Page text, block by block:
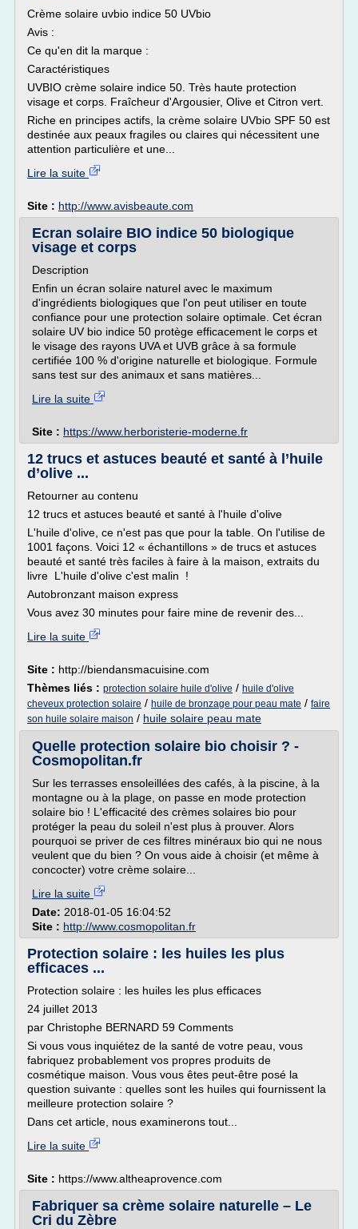
Crème solaire uvbio indice 50 UVbio
Avis :
Ce qu'en dit la marque :
Caractéristiques
UVBIO crème solaire indice 50. Très haute protection
visage et corps. Fraîcheur d'Argousier, Olive et Citron vert.
Riche en principes actifs, la crème solaire UVbio SPF 50 est
destinée aux peaux fragiles ou claires qui nécessitent une
attention particulière et une...
Lire la suite
Site : http://www.avisbeaute.com
Ecran solaire BIO indice 50 biologique
visage et corps
Description
Enfin un écran solaire naturel avec le maximum
d'ingrédients biologiques que l'on peut utiliser en toute
confiance pour une protection solaire optimale. Cet écran
solaire UV bio indice 50 protège efficacement le corps et
le visage des rayons UVA et UVB grâce à sa formule
certifiée 100 % d'origine naturelle et biologique. Formule
sans test sur des animaux et sans matières...
Lire la suite
Site : https://www.herboristerie-moderne.fr
12 trucs et astuces beauté et santé à l’huile
d’olive ...
Retourner au contenu
12 trucs et astuces beauté et santé à l'huile d'olive
L'huile d'olive, ce n'est pas que pour la table. On l'utilise de
1001 façons. Voici 12 « échantillons » de trucs et astuces
beauté et santé très faciles à faire à la maison, extraits du
livre L'huile d'olive c'est malin !
Autobronzant maison express
Vous avez 30 minutes pour faire mine de revenir des...
Lire la suite
Site : http://biendansmacuisine.com
Thèmes liés : protection solaire huile d'olive / huile d'olive
cheveux protection solaire / huile de bronzage pour peau mate / faire
son huile solaire maison / huile solaire peau mate
Quelle protection solaire bio choisir ? -
Cosmopolitan.fr
Sur les terrasses ensoleillées des cafés, à la piscine, à la
montagne ou à la plage, on passe en mode protection
solaire bio ! L'efficacité des crèmes solaires bio pour
protéger la peau du soleil n'est plus à prouver. Alors
pourquoi se priver de ces filtres minéraux bio qui ne nous
veulent que du bien ? On vous aide à choisir (et même à
concocter) votre crème solaire...
Lire la suite
Date: 2018-01-05 16:04:52
Site : http://www.cosmopolitan.fr
Protection solaire : les huiles les plus
efficaces ...
Protection solaire : les huiles les plus efficaces
24 juillet 2013
par Christophe BERNARD 59 Comments
Si vous vous inquiétez de la santé de votre peau, vous
fabriquez probablement vos propres produits de
cosmétique maison. Vous vous êtes peut-être posé la
question suivante : quelles sont les huiles qui fournissent la
meilleure protection solaire ?
Dans cet article, nous examinerons tout...
Lire la suite
Site : https://www.altheaprovence.com
Fabriquer sa crème solaire naturelle – Le
Cri du Zèbre